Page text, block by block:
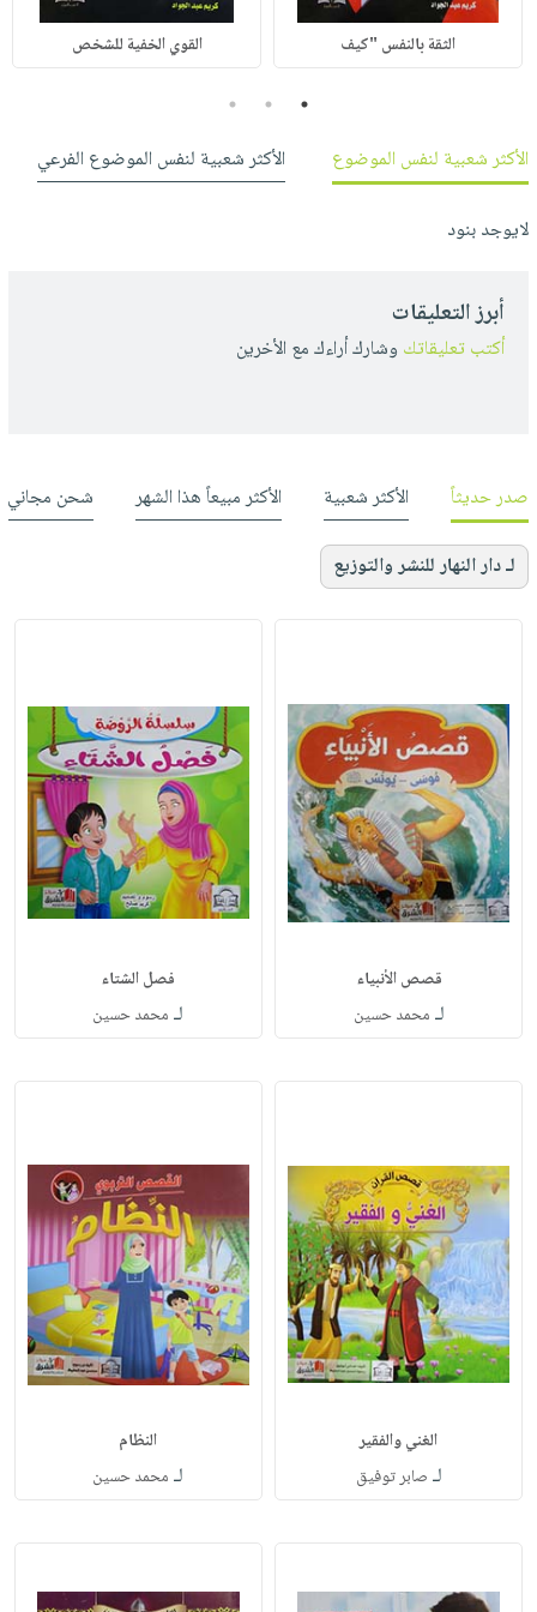
الثقة بالنفس "كيف القوي الخفية للشخص
1
2
3
الأكثر شعبية لنفس الموضوع
الأكثر شعبية لنفس الموضوع الفرعي
لايوجد بنود
أبرز التعليقات
أكتب تعليقاتك وشارك أراءك مع الأخرين
صدر حديثاً الأكثر شعبية الأكثر مبيعاً هذا الشهر شحن مجاني
لـ دار النهار للنشر والتوزيع
قصص الأنبياء
لـ محمد حسين
فصل الشتاء
لـ محمد حسين
الغني والفقير
لـ صابر توفيق
النظام
لـ محمد حسين